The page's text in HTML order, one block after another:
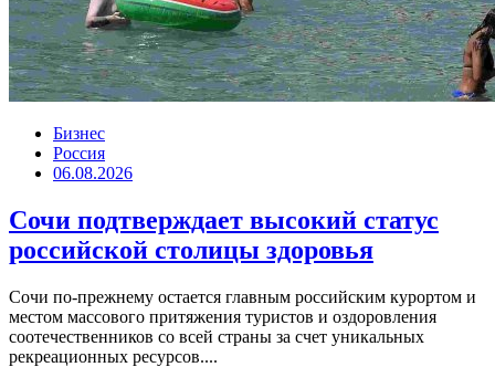
Бизнес
Россия
06.08.2026
Сочи подтверждает высокий статус
российской столицы здоровья
Сочи по-прежнему остается главным российским курортом и
местом массового притяжения туристов и оздоровления
соотечественников со всей страны за счет уникальных
рекреационных ресурсов....